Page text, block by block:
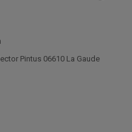
Pintus 06610 La Gaude